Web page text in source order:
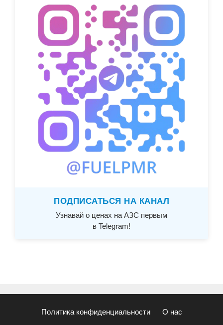
ПОДПИСАТЬСЯ НА КАНАЛ
Узнавай о ценах на АЗС первым
в Telegram!
Политика конфиденциальности О нас